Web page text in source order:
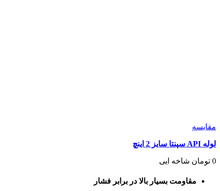
مقايسه
لوله API سپنتا سایز 2 اینچ
0 تومان شاخه ایی
مقاومت بسیار بالا در برابر فشار